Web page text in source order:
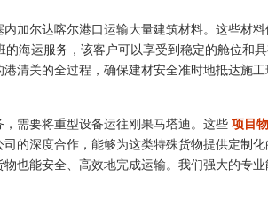
加尔达喀尔港口运输大量建筑材料。这些材
海运服务，该客户可以享受到稳定的舱位和
清关的全过程，确保建材安全准时地抵达施
需要将重型设备运往刚果马塔迪。这些 项目
的深度合作，能够为这类特殊货物提供定制
也能安全、高效地完成运输。我们强大的专